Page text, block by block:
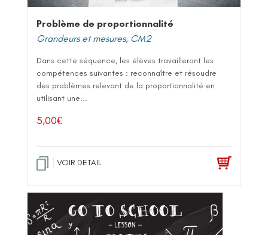
Problème de proportionnalité
Grandeurs et mesures, CM2
Dans cette séquence, les élèves travailleront les
compétences suivantes : reconnaître et résoudre
des problèmes relevant de la proportionnalité en
utilisant une...
5,00€
VOIR DETAIL